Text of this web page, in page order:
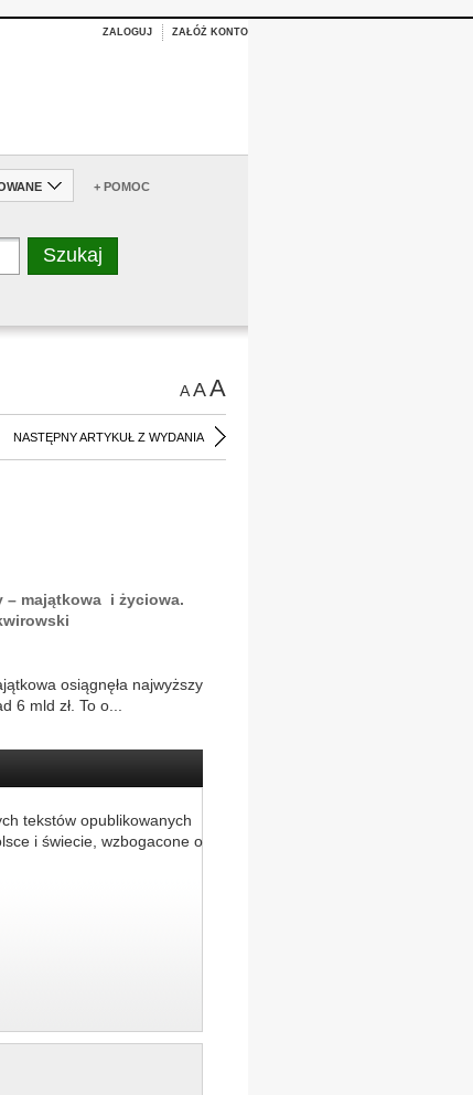
ZALOGUJ ZAŁÓŻ KONTO
+ POMOC
AAA
NASTĘPNY ARTYKUŁ Z WYDANIA
– majątkowa i życiowa.
osiągnęła najwyższy
mld zł. To o...
tekstów opublikowanych
i świecie, wzbogacone o